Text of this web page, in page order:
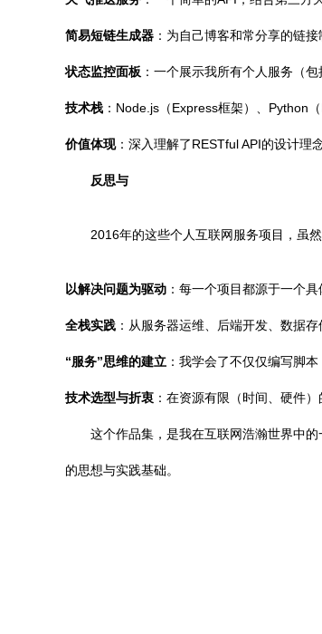
简易短链生成器 ：为自己博客和常分享的链
状态监控面板 ：一个展示我所有个人服务（
技术栈 ：Node.js（Express框架）、Python
价值体现：深入理解了RESTful API的设计理
反思与
2016年的这些个人互联网服务项目，虽
以解决问题为驱动 ：每一个项目都源于一个
全栈实践 ：从服务器运维、后端开发、数据
“服务”思维的建立 ：我学会了不仅仅编写脚
技术选型与折衷 ：在资源有限（时间、硬件
这个作品集，是我在互联网浩瀚世界中
的思想与实践基础。